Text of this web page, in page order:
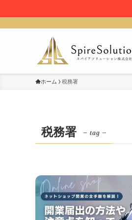
ホーム 税務署
税務署 – tag –